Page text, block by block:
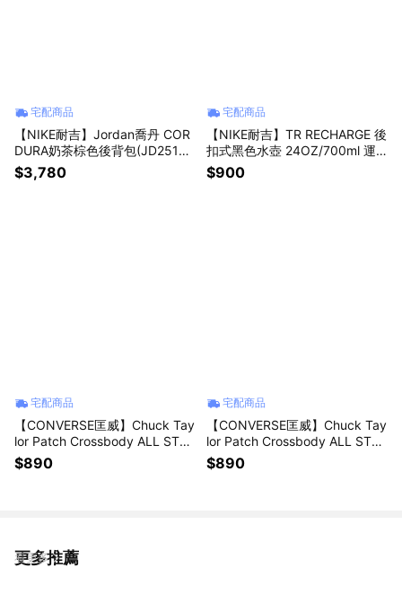
宅配商品
【NIKE耐吉】Jordan喬丹 COR
DURA奶茶棕色後背包(JD25130
07AD002/HF1789204) 軍用等
級防刮耐磨抗撕裂雙肩多功能後
$3,780
宅配商品
【NIKE耐吉】TR RECHARGE 後
扣式黑色水壺 24OZ/700ml 運
動水瓶(N101380104424) 冷水
壺 大口徑水杯 高蛋白乳清奶昔
$900
宅配商品
【CONVERSE匡威】Chuck Tay
lor Patch Crossbody ALL STAR
經典復古紅色斜背包(10020540
A08)斜跨側背單肩包 父親節禮
$890
宅配商品
【CONVERSE匡威】Chuck Tay
lor Patch Crossbody ALL STAR
經典復古黃色斜背包(10020540
A14) 斜跨包 側背包 單肩包 多收
$890
更多推薦
看更多